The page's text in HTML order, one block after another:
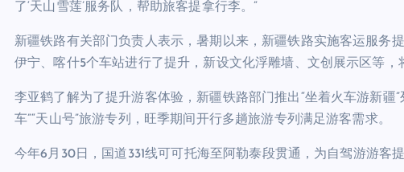
了‘天山雪莲’服务队，帮助旅客提拿行李。”
新疆铁路有关部门负责人表示，暑期以来，新疆铁路实施客运服务
伊宁、喀什5个车站进行了提升，新设文化浮雕墙、文创展示区等
李亚鹤了解为了提升游客体验，新疆铁路部门推出“坐着火车游新疆
车”“天山号”旅游专列，旺季期间开行多趟旅游专列满足游客需求。
今年6月30日，国道331线可可托海至阿勒泰段贯通，为自驾游游客